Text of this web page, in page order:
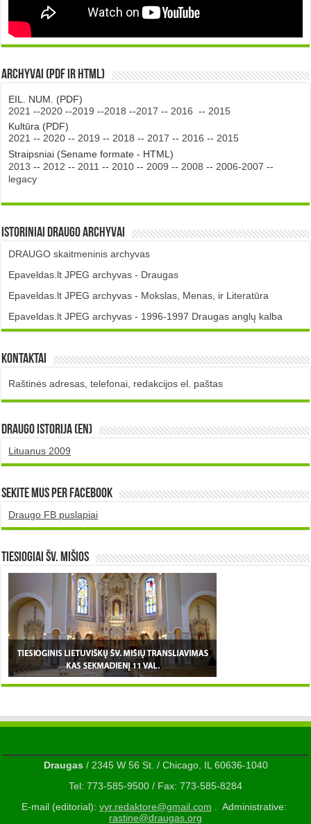
Archyvai (PDF ir HTML)
EIL. NUM. (PDF)
2021 --2020 --2019 --2018 --2017 -- 2016 -- 2015
Kultūra (PDF)
2021 -- 2020 -- 2019 -- 2018 -- 2017 -- 2016 -- 2015
Straipsniai (Sename formate - HTML)
2013 -- 2012 -- 2011 -- 2010 -- 2009 -- 2008 -- 2006-2007 --
legacy
Istoriniai DRAUGO Archyvai
DRAUGO skaitmeninis archyvas
Epaveldas.lt JPEG archyvas - Draugas
Epaveldas.lt JPEG archyvas - Mokslas, Menas, ir Literatūra
Epaveldas.lt JPEG archyvas - 1996-1997 Draugas anglų kalba
Kontaktai
Raštinės adresas, telefonai, redakcijos el. paštas
DRAUGO istorija (EN)
Lituanus 2009
Sekite mus per Facebook
Draugo FB puslapiai
TIESIOGIAI šv. MIŠIOS
Draugas/ 2345 W 56 St. / Chicago, IL 60636-1040
Tel: 773-585-9500 / Fax: 773-585-8284
E-mail (editorial): vyr.redaktore@gmail.com . Administrative:
rastine@draugas.org